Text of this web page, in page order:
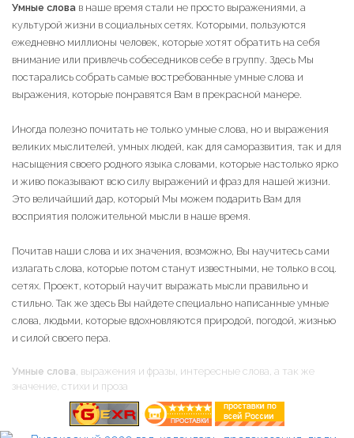
Умные слова в наше время стали не просто выражениями, а
культурой жизни в социальных сетях. Которыми, пользуются
ежедневно миллионы человек, которые хотят обратить на себя
внимание или привлечь собеседников себе в группу. Здесь Мы
постарались собрать самые востребованные умные слова и
выражения, которые понравятся Вам в прекрасной манере.
Иногда полезно почитать не только умные слова, но и выражения
великих мыслителей, умных людей, как для саморазвития, так и для
насыщения своего родного языка словами, которые настолько ярко
и живо показывают всю силу выражений и фраз для нашей жизни.
Это величайший дар, который Мы можем подарить Вам для
восприятия положительной мысли в наше время.
Почитав наши слова и их значения, возможно, Вы научитесь сами
излагать слова, которые потом станут известными, не только в соц.
сетях. Проект, который научит выражать мысли правильно и
стильно. Так же здесь Вы найдете специально написанные умные
слова, людьми, которые вдохновляются природой, погодой, жизнью
и силой своего пера.
Умные слова , выражения и фразы, интересные слова, а так же
значение, стихи и проза